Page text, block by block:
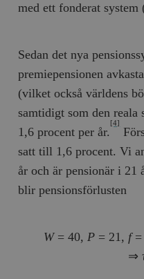
med ett fonderat system
Sedan det nya
premiepensionen
(vilket också världens
samtidigt som den reala
1,6 procent per år.
[4]
satt till 1,6 procent. Vi
år och är pensionär i 21
blir pensionsförlusten
W= 40, P= 21, f=
⇒